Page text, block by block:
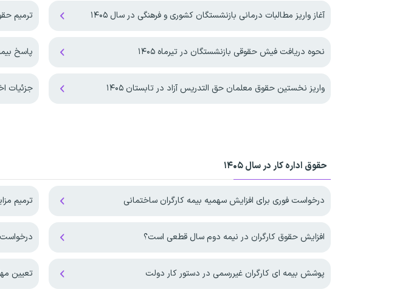
آغاز واریز مطالبات درمانی بازنشستگان کشوری و فرهنگی در سال ۱۴۰۵ ترمیم حقوق ۱۴۰۵ کارکنان دولت با اجرای
نحوه دریافت فیش حقوقی بازنشستگان در تیرماه ۱۴۰۵ پاسخ
واریز نخستین حقوق معلمان حق التدریس آزاد در تابستان ۱۴۰۵ جزئیات
حقوق اداره کار در سال ۱۴۰۵
درخواست فوری برای افزایش سهمیه بیمه کارگران ساختمانی ترمیم
افزایش حقوق کارگران در نیمه دوم سال قطعی است؟ درخواست
پوشش بیمه ای کارگران غیررسمی در دستور کار دولت تعیین